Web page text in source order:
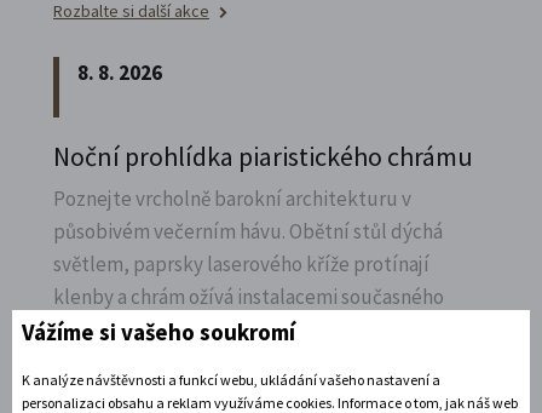
Rozbalte si další akce
8. 8. 2026
Noční prohlídka piaristického chrámu
Poznejte vrcholně barokní architekturu v
působivém večerním hávu. Obětní stůl dýchá
světlem, paprsky laserového kříže protínají
klenby a chrám ožívá instalacemi současného
umění.
Rozbalte si další akce
Vážíme si vašeho soukromí
K analýze návštěvnosti a funkcí webu, ukládání vašeho nastavení a
personalizaci obsahu a reklam využíváme cookies. Informace o tom, jak náš web